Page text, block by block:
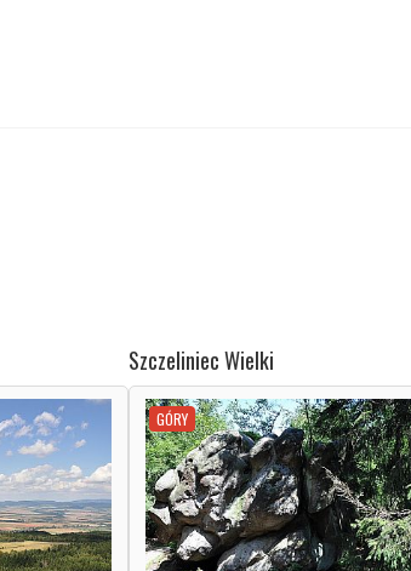
Szczeliniec Wielki
GÓRY